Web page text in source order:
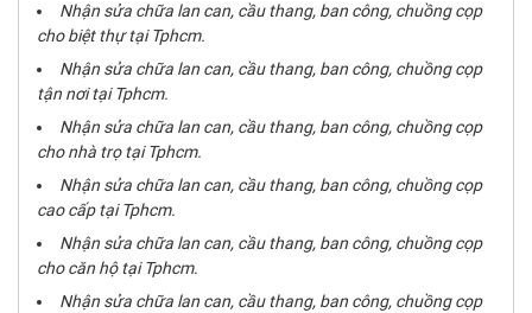
Nhận sửa chữa lan can, cầu thang, ban công, chuồng cọp
cho biệt thự tại Tphcm.
Nhận sửa chữa lan can, cầu thang, ban công, chuồng cọp
tận nơi tại Tphcm.
Nhận sửa chữa lan can, cầu thang, ban công, chuồng cọp
cho nhà trọ tại Tphcm.
Nhận sửa chữa lan can, cầu thang, ban công, chuồng cọp
cao cấp tại Tphcm.
Nhận sửa chữa lan can, cầu thang, ban công, chuồng cọp
cho căn hộ tại Tphcm.
Nhận sửa chữa lan can, cầu thang, ban công, chuồng cọp